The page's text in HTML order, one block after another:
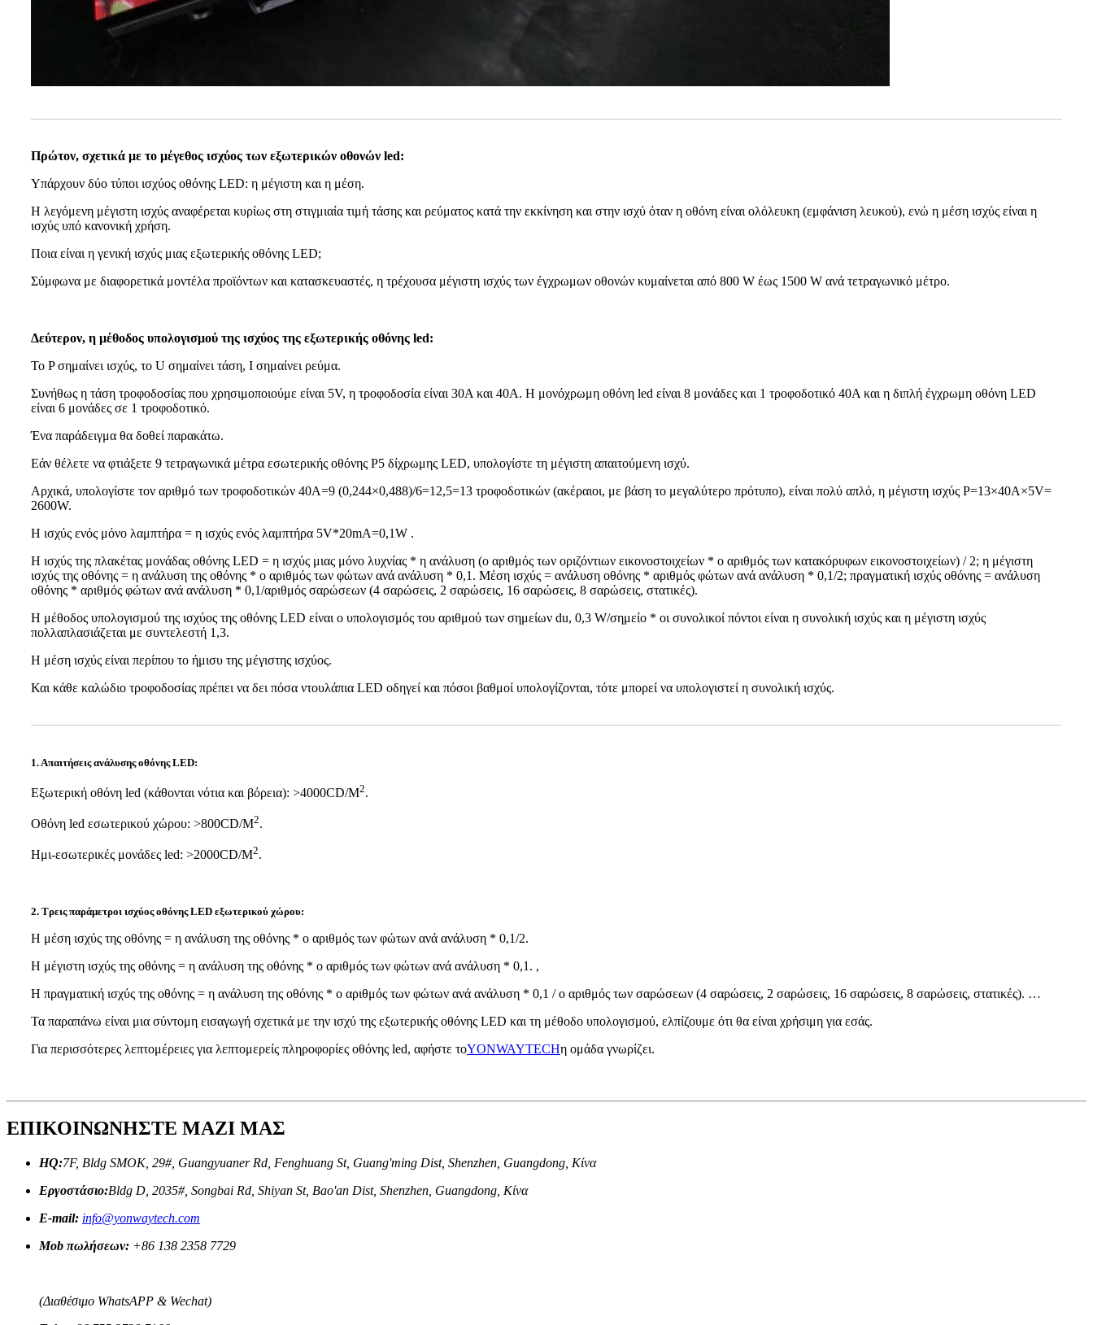
Πρώτον, σχετικά με το μέγεθος ισχύος των εξωτερικών οθονών led:
Υπάρχουν δύο τύποι ισχύος οθόνης LED: η μέγιστη και η μέση.
Η λεγόμενη μέγιστη ισχύς αναφέρεται κυρίως στη στιγμιαία τιμή τάσης και ρεύματος κατά την εκκίνηση και στην ισχύ όταν η οθόνη είναι ολόλευκη (εμφάνιση λευκού), ενώ η μέση ισχύς είναι η
ισχύς υπό κανονική χρήση.
Ποια είναι η γενική ισχύς μιας εξωτερικής οθόνης LED;
Σύμφωνα με διαφορετικά μοντέλα προϊόντων και κατασκευαστές, η τρέχουσα μέγιστη ισχύς των έγχρωμων οθονών κυμαίνεται από 800 W έως 1500 W ανά τετραγωνικό μέτρο.
Δεύτερον, η μέθοδος υπολογισμού της ισχύος της εξωτερικής οθόνης led:
Το P σημαίνει ισχύς, το U σημαίνει τάση, I σημαίνει ρεύμα.
Συνήθως η τάση τροφοδοσίας που χρησιμοποιούμε είναι 5V, η τροφοδοσία είναι 30Α και 40Α. Η μονόχρωμη οθόνη led είναι 8 μονάδες και 1 τροφοδοτικό 40Α και η διπλή έγχρωμη οθόνη LED
είναι 6 μονάδες σε 1 τροφοδοτικό.
Ένα παράδειγμα θα δοθεί παρακάτω.
Εάν θέλετε να φτιάξετε 9 τετραγωνικά μέτρα εσωτερικής οθόνης P5 δίχρωμης LED, υπολογίστε τη μέγιστη απαιτούμενη ισχύ.
Αρχικά, υπολογίστε τον αριθμό των τροφοδοτικών 40Α=9 (0,244×0,488)/6=12,5=13 τροφοδοτικών (ακέραιοι, με βάση το μεγαλύτερο πρότυπο), είναι πολύ απλό, η μέγιστη ισχύς P=13×40A×5V=
2600W.
Η ισχύς ενός μόνο λαμπτήρα = η ισχύς ενός λαμπτήρα 5V*20mA=0,1W .
Η ισχύς της πλακέτας μονάδας οθόνης LED = η ισχύς μιας μόνο λυχνίας * η ανάλυση (ο αριθμός των οριζόντιων εικονοστοιχείων * ο αριθμός των κατακόρυφων εικονοστοιχείων) / 2; η μέγιστη
ισχύς της οθόνης = η ανάλυση της οθόνης * ο αριθμός των φώτων ανά ανάλυση * 0,1. Μέση ισχύς = ανάλυση οθόνης * αριθμός φώτων ανά ανάλυση * 0,1/2; πραγματική ισχύς οθόνης = ανάλυση
οθόνης * αριθμός φώτων ανά ανάλυση * 0,1/αριθμός σαρώσεων (4 σαρώσεις, 2 σαρώσεις, 16 σαρώσεις, 8 σαρώσεις, στατικές).
Η μέθοδος υπολογισμού της ισχύος της οθόνης LED είναι ο υπολογισμός του αριθμού των σημείων du, 0,3 W/σημείο * οι συνολικοί πόντοι είναι η συνολική ισχύς και η μέγιστη ισχύς
πολλαπλασιάζεται με συντελεστή 1,3.
Η μέση ισχύς είναι περίπου το ήμισυ της μέγιστης ισχύος.
Και κάθε καλώδιο τροφοδοσίας πρέπει να δει πόσα ντουλάπια LED οδηγεί και πόσοι βαθμοί υπολογίζονται, τότε μπορεί να υπολογιστεί η συνολική ισχύς.
1. Απαιτήσεις ανάλυσης οθόνης LED:
Εξωτερική οθόνη led (κάθονται νότια και βόρεια): >4000CD/M2.
Οθόνη led εσωτερικού χώρου: >800CD/M2.
Ημι-εσωτερικές μονάδες led: >2000CD/M2.
2. Τρεις παράμετροι ισχύος οθόνης LED εξωτερικού χώρου:
Η μέση ισχύς της οθόνης = η ανάλυση της οθόνης * ο αριθμός των φώτων ανά ανάλυση * 0,1/2.
Η μέγιστη ισχύς της οθόνης = η ανάλυση της οθόνης * ο αριθμός των φώτων ανά ανάλυση * 0,1. ,
Η πραγματική ισχύς της οθόνης = η ανάλυση της οθόνης * ο αριθμός των φώτων ανά ανάλυση * 0,1 / ο αριθμός των σαρώσεων (4 σαρώσεις, 2 σαρώσεις, 16 σαρώσεις, 8 σαρώσεις, στατικές). …
Τα παραπάνω είναι μια σύντομη εισαγωγή σχετικά με την ισχύ της εξωτερικής οθόνης LED και τη μέθοδο υπολογισμού, ελπίζουμε ότι θα είναι χρήσιμη για εσάς.
Για περισσότερες λεπτομέρειες για λεπτομερείς πληροφορίες οθόνης led, αφήστε τοYONWAYTECHη ομάδα γνωρίζει.
ΕΠΙΚΟΙΝΩΝΗΣΤΕ ΜΑΖΙ ΜΑΣ
HQ:7F, Bldg SMOK, 29#, Guangyuaner Rd, Fenghuang St, Guang'ming Dist, Shenzhen, Guangdong, Κίνα
Εργοστάσιο:Bldg D, 2035#, Songbai Rd, Shiyan St, Bao'an Dist, Shenzhen, Guangdong, Κίνα
E-mail: info@yonwaytech.com
Mob πωλήσεων: +86 138 2358 7729
(Διαθέσιμο WhatsAPP & Wechat)